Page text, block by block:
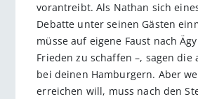
vorantreibt. Als Nathan sich
Debatte unter seinen Gästen
müsse auf eigene Faust nach
Frieden zu schaffen –, sagen die
bei deinen Hamburgern. Aber
erreichen will, muss nach den